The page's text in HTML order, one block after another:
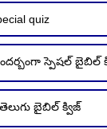
quiz
స్పెషల్ బైబిల్
బైబిల్ క్విజ్